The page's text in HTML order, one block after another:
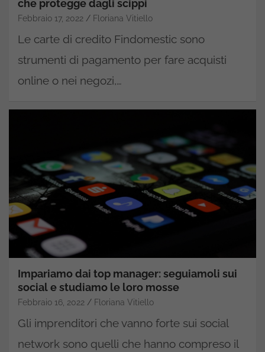
che protegge dagli scippi
Febbraio 17, 2022 Floriana Vitiello
Le carte di credito Findomestic sono
strumenti di pagamento per fare acquisti
online o nei negozi,…
Impariamo dai top manager: seguiamoli sui
social e studiamo le loro mosse
Febbraio 16, 2022 Floriana Vitiello
Gli imprenditori che vanno forte sui social
network sono quelli che hanno compreso il